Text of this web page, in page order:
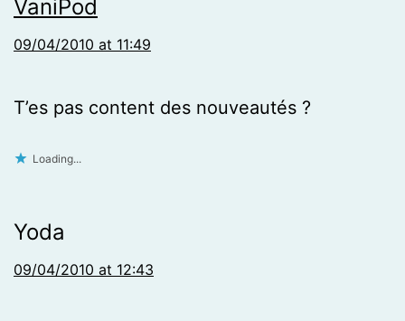
VaniPod
09/04/2010 at 11:49
T’es pas content des nouveautés ?
Loading...
Yoda
09/04/2010 at 12:43